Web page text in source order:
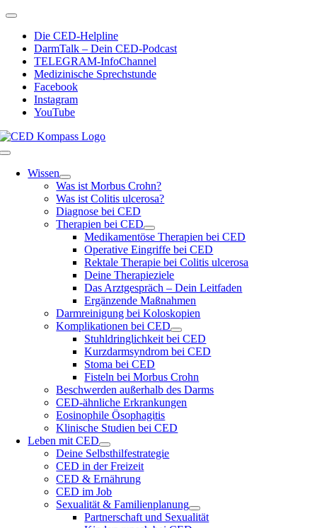
Zum
springen
Toggle
NavigationDie CED-Helpline
DarmTalk – Dein CED-Podcast
TELEGRAM-InfoChannel
Medizinische Sprechstunde
Facebook
Instagram
YouTube
Toggle
NavigationWissen
Was ist Morbus Crohn?
Was ist Colitis ulcerosa?
Diagnose bei CED
Therapien bei CED
Medikamentöse Therapien bei CED
Operative Eingriffe bei CED
Rektale Therapie bei Colitis ulcerosa
Deine Therapieziele
Das Arztgespräch – Dein Leitfaden
Ergänzende Maßnahmen
Darmreinigung bei Koloskopien
Komplikationen bei CED
Stuhldringlichkeit bei CED
Kurzdarmsyndrom bei CED
Stoma bei CED
Fisteln bei Morbus Crohn
Beschwerden außerhalb des Darms
CED-ähnliche Erkrankungen
Eosinophile Ösophagitis
Klinische Studien bei CED
Leben mit CED
Deine Selbsthilfestrategie
CED in der Freizeit
CED & Ernährung
CED im Job
Sexualität & Familienplanung
Partnerschaft und Sexualität